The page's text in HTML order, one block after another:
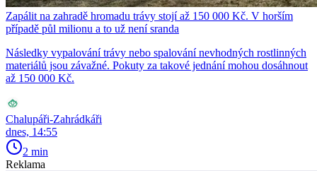
Zapálit na zahradě hromadu trávy stojí až 150 000 Kč. V horším
případě půl milionu a to už není sranda
Následky vypalování trávy nebo spalování nevhodných rostlinných
materiálů jsou závažné. Pokuty za takové jednání mohou dosáhnout
až 150 000 Kč.
Chalupáři-Zahrádkáři
dnes, 14:55
2 min
Reklama